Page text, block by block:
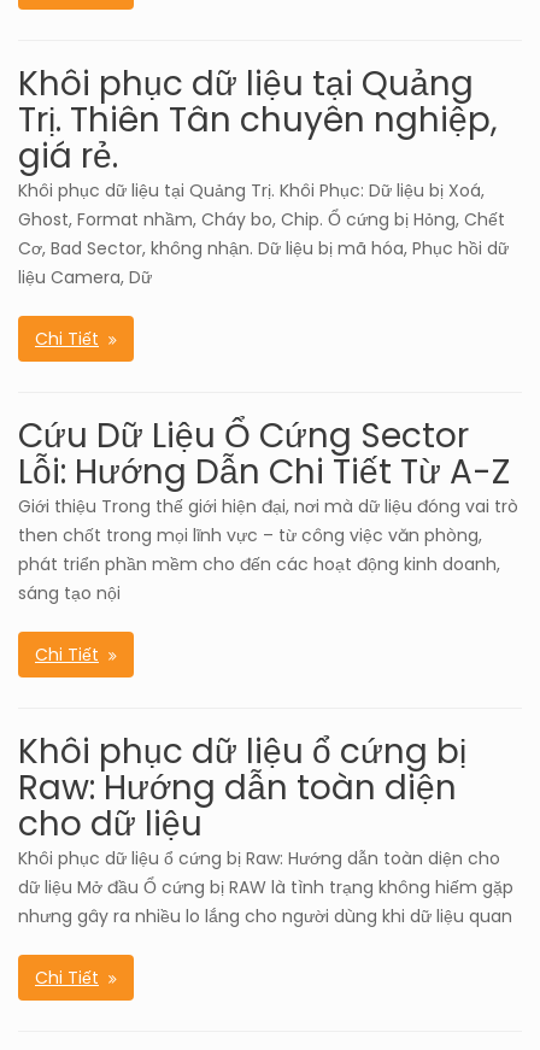
Khôi phục dữ liệu tại Quảng
Trị. Thiên Tân chuyên nghiệp,
giá rẻ.
Khôi phục dữ liệu tại Quảng Trị. Khôi Phục: Dữ liệu bị Xoá,
Ghost, Format nhầm, Cháy bo, Chip. Ổ cứng bị Hỏng, Chết
Cơ, Bad Sector, không nhận. Dữ liệu bị mã hóa, Phục hồi dữ
liệu Camera, Dữ
Chi Tiết
Cứu Dữ Liệu Ổ Cứng Sector
Lỗi: Hướng Dẫn Chi Tiết Từ A-Z
Giới thiệu Trong thế giới hiện đại, nơi mà dữ liệu đóng vai trò
then chốt trong mọi lĩnh vực – từ công việc văn phòng,
phát triển phần mềm cho đến các hoạt động kinh doanh,
sáng tạo nội
Chi Tiết
Khôi phục dữ liệu ổ cứng bị
Raw: Hướng dẫn toàn diện
cho dữ liệu
Khôi phục dữ liệu ổ cứng bị Raw: Hướng dẫn toàn diện cho
dữ liệu Mở đầu Ổ cứng bị RAW là tình trạng không hiếm gặp
nhưng gây ra nhiều lo lắng cho người dùng khi dữ liệu quan
Chi Tiết